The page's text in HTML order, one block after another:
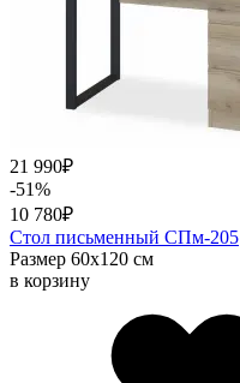
21 990₽
-51%
10 780₽
Стол письменный СПм-205
Размер 60х120 см
в корзину